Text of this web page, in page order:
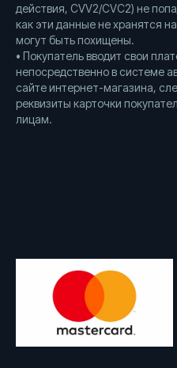
действия, CVV2/CVC2) не
как эти данные не хранятся
могут быть похищены.
• Покупатель вводит свои
непосредственно в системе
сайте интернет-магазина,
реквизиты карточки
лицам.
Написать на
info@fixcom.kz
+7 700 357-